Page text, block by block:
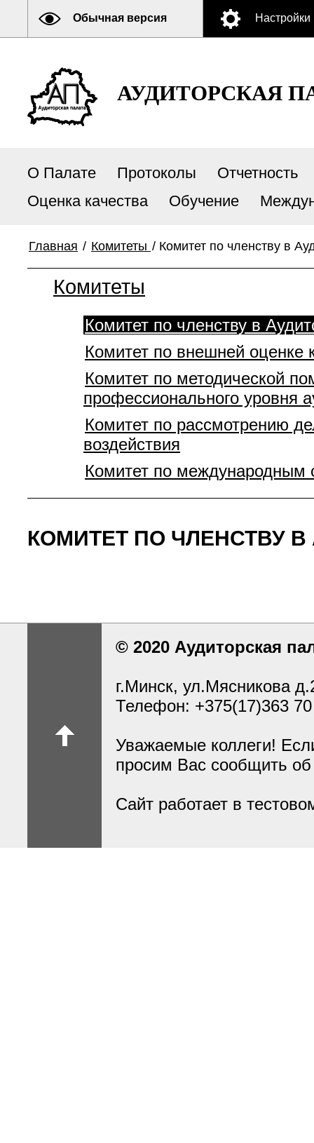
Обычная версия Настройки
АУДИТОРСКАЯ
О Палате Протоколы
Отчетность
Оценка качества
Обучение
Главная / Комитеты / Комитет по членству в
Комитеты
Комитет по членству в
Комитет по внешней оценке
Комитет по методической
профессионального уровня
Комитет по рассмотрению
воздействия
Комитет по международным
КОМИТЕТ ПО ЧЛЕНСТВУ
© 2020 Аудиторская
г.Минск, ул.Мясникова
Телефон: +375(17)363
Уважаемые коллеги!
просим Вас сообщить
Сайт работает в